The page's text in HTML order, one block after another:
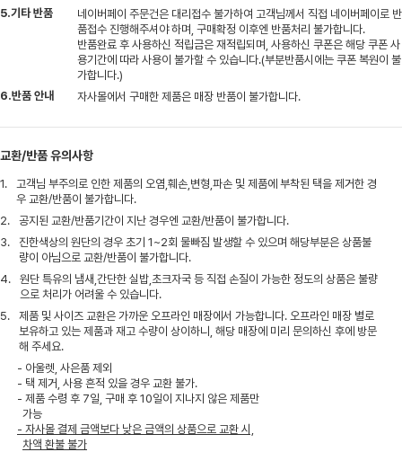
5.기타 반품
네이버페이 주문건은 대리접수 불가하여 고객님께서 직접 네이버페이로 반
품접수 진행해주셔야 하며, 구매확정 이후엔 반품처리 불가합니다.
반품완료 후 사용하신 적립금은 재적립되며, 사용하신 쿠폰은 해당 쿠폰 사
용기간에 따라 사용이 불가할 수 있습니다.(부분반품시에는 쿠폰 복원이 불
가합니다.)
6.반품 안내
자사몰에서 구매한 제품은 매장 반품이 불가합니다.
교환/반품 유의사항
1.
고객님 부주의로 인한 제품의 오염,훼손,변형,파손 및 제품에 부착된 택을 제거한 경
우 교환/반품이 불가합니다.
2.
공지된 교환/반품기간이 지난 경우엔 교환/반품이 불가합니다.
3.
진한색상의 원단의 경우 초기 1~2회 물빠짐 발생할 수 있으며 해당부분은 상품불
량이 아님으로 교환/반품이 불가합니다.
4.
원단 특유의 냄새,간단한 실밥,초크자국 등 직접 손질이 가능한 정도의 상품은 불량
으로 처리가 어려울 수 있습니다.
5.
제품 및 사이즈 교환은 가까운 오프라인 매장에서 가능합니다. 오프라인 매장 별로
보유하고 있는 제품과 재고 수량이 상이하니, 해당 매장에 미리 문의하신 후에 방문
해 주세요.
- 아울렛, 사은품 제외
- 택 제거, 사용 흔적 있을 경우 교환 불가.
- 제품 수령 후 7일, 구매 후 10일이 지나지 않은 제품만
가능
- 자사몰 결제 금액보다 낮은 금액의 상품으로 교환 시,
차액 환불 불가